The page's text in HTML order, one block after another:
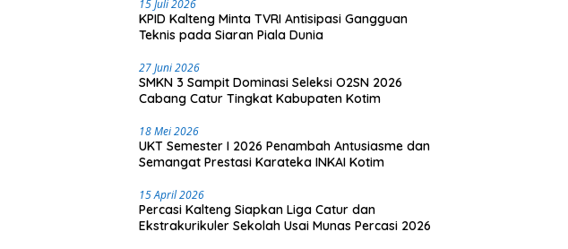
15 Juli 2026
KPID Kalteng Minta TVRI Antisipasi Gangguan
Teknis pada Siaran Piala Dunia
27 Juni 2026
SMKN 3 Sampit Dominasi Seleksi O2SN 2026
Cabang Catur Tingkat Kabupaten Kotim
18 Mei 2026
UKT Semester I 2026 Penambah Antusiasme dan
Semangat Prestasi Karateka INKAI Kotim
15 April 2026
Percasi Kalteng Siapkan Liga Catur dan
Ekstrakurikuler Sekolah Usai Munas Percasi 2026